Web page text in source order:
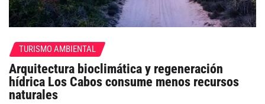
TURISMO AMBIENTAL
Arquitectura bioclimática y regeneración
hídrica Los Cabos consume menos recursos
naturales